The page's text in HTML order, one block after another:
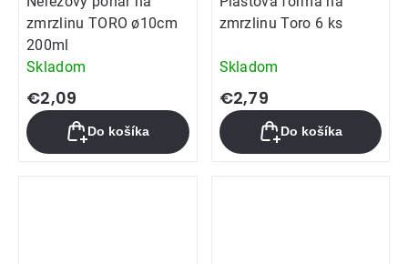
zmrzlinu TORO ø10cm
200ml
Skladom
€2,09
Do košíka
zmrzlinu Toro 6 ks
Skladom
€2,79
Do košíka